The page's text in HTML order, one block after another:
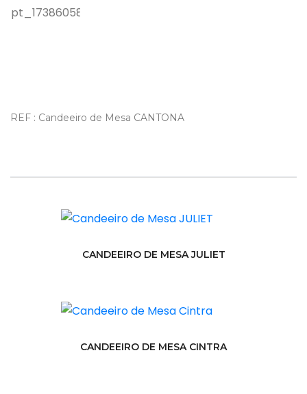
REF : Candeeiro de Mesa CANTONA
CANDEEIRO DE MESA JULIET
CANDEEIRO DE MESA CINTRA